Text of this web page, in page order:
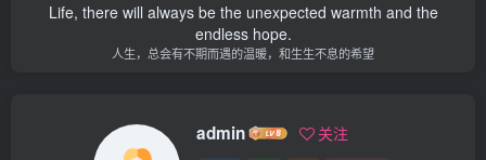
Life, there will always be the unexpected warmth and the
endless hope.
人生，总会有不期而遇的温暖，和生生不息的希望
admin 关注